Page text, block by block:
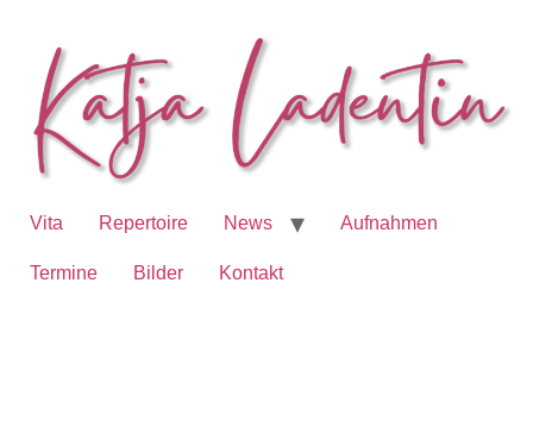
Vita Repertoire News Aufnahmen
Termine Bilder Kontakt